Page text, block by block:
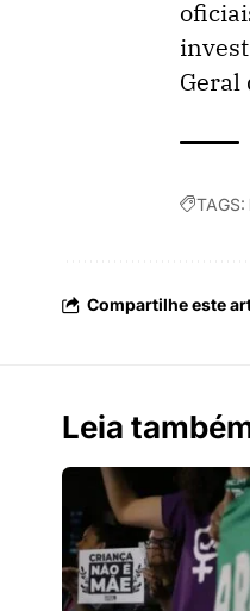
Geral
TAGS:
Compartilhe este
Leia